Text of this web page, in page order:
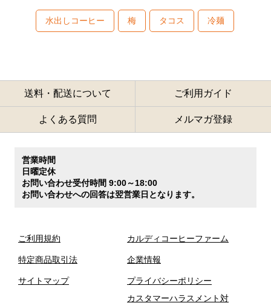
水出しコーヒー 梅 タコス 冷麺
送料・配送について ご利用ガイド
よくある質問 メルマガ登録
営業時間
日曜定休
お問い合わせ受付時間 9:00～18:00
お問い合わせへの回答は翌営業日となります。
ご利用規約
特定商品取引法
サイトマップ
カルディコーヒーファーム
企業情報
プライバシーポリシー
カスタマーハラスメント対